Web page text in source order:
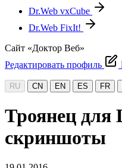
Dr.Web vxCube
Dr.Web FixIt!
Сайт «Доктор Веб»
Редактировать профиль
RU CN EN ES FR
Троянец для
скриншоты